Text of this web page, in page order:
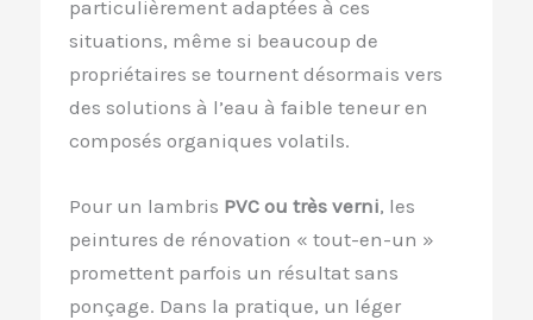
particulièrement adaptées à ces
situations, même si beaucoup de
propriétaires se tournent désormais vers
des solutions à l’eau à faible teneur en
composés organiques volatils.
Pour un lambris PVC ou très verni, les
peintures de rénovation « tout-en-un »
promettent parfois un résultat sans
ponçage. Dans la pratique, un léger